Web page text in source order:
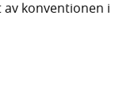
konventionen i